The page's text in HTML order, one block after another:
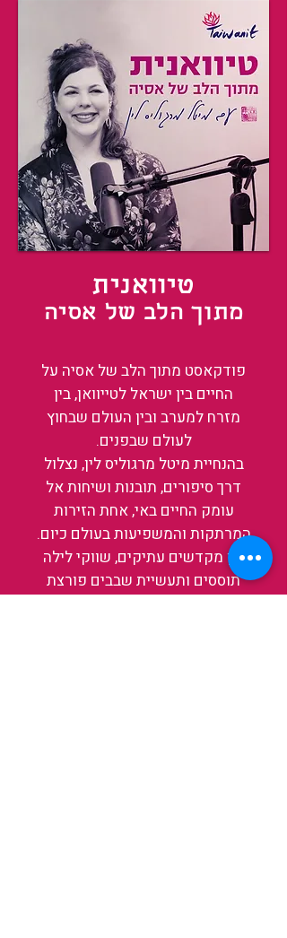
טיוואנית
מתוך הלב של אסיה
פודקאסט מתוך הלב של אסיה על
החיים בין ישראל לטייוואן, בין
מזרח למערב ובין העולם שבחוץ
לעולם שבפנים.
בהנחיית מיטל מרגוליס לין, נצלול
דרך סיפורים, תובנות ושיחות אל
עומק החיים באי, אחת הזירות
המרתקות והמשפיעות בעולם כיום.
בין מקדשים עתיקים, שווקי לילה
תוססים ותעשיית שבבים פורצת